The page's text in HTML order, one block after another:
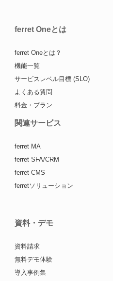
ferret Oneとは
ferret Oneとは？
機能一覧
サービスレベル目標 (SLO)
よくある質問
料金・プラン
関連サービス
ferret MA
ferret SFA/CRM
ferret CMS
ferretソリューション
資料・デモ
資料請求
無料デモ体験
導入事例集